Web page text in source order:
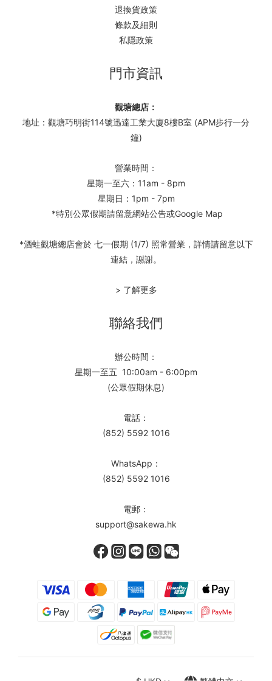
退換貨政策
條款及細則
私隱政策
門市資訊
觀塘總店：
地址：觀塘巧明街114號迅達工業大廈8樓B室 (APM步行一分
鐘)
營業時間：
星期一至六：11am - 8pm
星期日：1pm - 7pm
*特別公眾假期請留意網站公告或Google Map
*酒蛙觀塘總店會於 七一假期 (1/7) 照常營業，詳情請留意以下
連結，謝謝。
> 了解更多
聯絡我們
辦公時間：
星期一至五 10:00am - 6:00pm
(公眾假期休息)
電話：
(852) 5592 1016
WhatsApp：
(852) 5592 1016
電郵：
support@sakewa.hk